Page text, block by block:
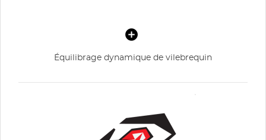
Équilibrage dynamique de vilebrequin